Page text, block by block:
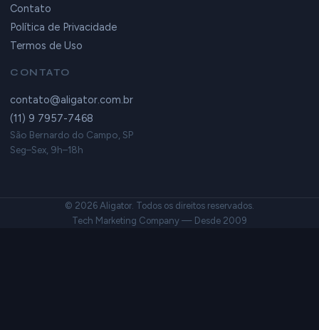
Contato
Política de Privacidade
Termos de Uso
CONTATO
contato@aligator.com.br
(11) 9 7957-7468
São Bernardo do Campo, SP
Seg–Sex, 9h–18h
© 2026 Aligator. Todos os direitos reservados.
Tech Marketing Company — Desde 2009